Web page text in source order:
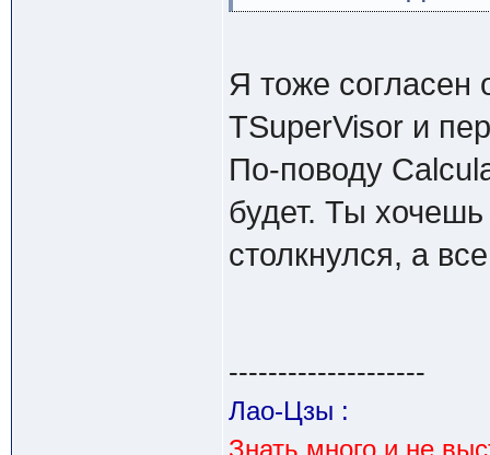
Я тоже согласен
TSuperVisor и
По-поводу
будет. Ты хочешь
столкнулся, а
--------------------
Лао-Цзы :
Знать много и не